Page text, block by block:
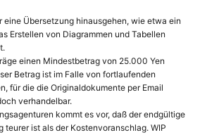
eine Übersetzung hinausgehen, wie etwa ein
Erstellen von Diagrammen und Tabellen
einen Mindestbetrag von 25.000 Yen
Betrag ist im Falle von fortlaufenden
für die die Originaldokumente per Email
verhandelbar.
kommt es vor, daß der endgültige
teurer ist als der Kostenvoranschlag. WIP